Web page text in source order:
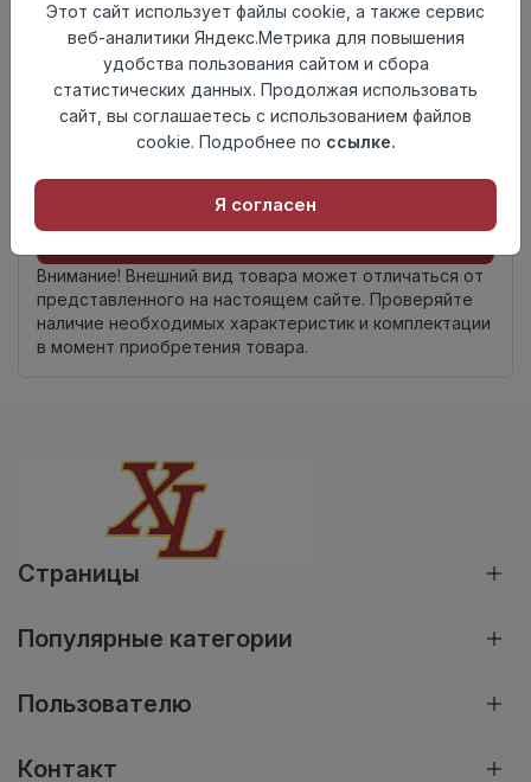
Вид
ковролина
Искусственная трава
происхождения
8.3 пог. м
Добавить в корзину
Внимание! Внешний вид товара может отличаться от
представленного на настоящем сайте. Проверяйте
наличие необходимых характеристик и комплектации
в момент приобретения товара.
Страницы
Популярные категории
Пользователю
Контакт
Этот сайт использует файлы cookie, а также сервис
веб-аналитики Яндекс.Метрика для повышения
удобства пользования сайтом и сбора
статистических данных. Продолжая использовать
сайт, вы соглашаетесь с использованием файлов
cookie. Подробнее по ссылке.
Я согласен